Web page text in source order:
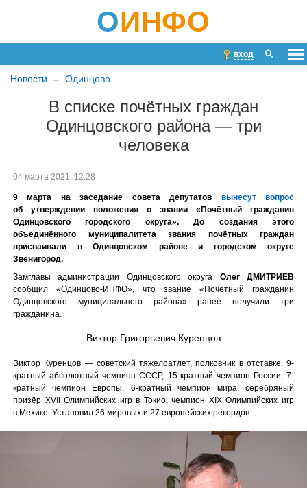
ОИНФО
вход
Новости Одинцово
В списке почётных граждан
Одинцовского района — три
человека
04 марта 2021, 12:28
9 марта на заседание совета депутатов вынесут вопрос
об утверждении положения о звании «Почётный гражданин
Одинцовского городского округа». До создания этого
объединённого муниципалитета звания почётных граждан
присваивали в Одинцовском районе и городском округе
Звенигород.
Замглавы администрации Одинцовского округа Олег ДМИТРИЕВ
сообщил «Одинцово-ИНФО», что звание «Почётный гражданин
Одинцовского муниципального района» ранее получили три
гражданина.
Виктор Григорьевич Куренцов
Виктор Куренцов — советский тяжелоатлет, полковник в отставке. 9-
кратный абсолютный чемпион СССР, 15-кратный чемпион России, 7-
кратный чемпион Европы, 6-кратный чемпион мира, серебряный
призёр XVII Олимпийских игр в Токио, чемпион XIX Олимпийских игр
в Мехико. Установил 26 мировых и 27 европейских рекордов.